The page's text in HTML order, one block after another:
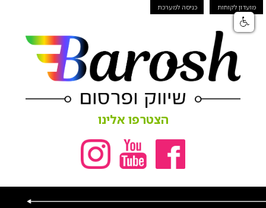
מועדון לקוחות כניסה למערכת
הצטרפו אלינו